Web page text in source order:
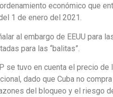
económico que
1 de enero del 2021.
al embargo de EEUU para
para las “balitas”.
se tuvo en cuenta el precio de
dado que Cuba no
del bloqueo y el riesgo